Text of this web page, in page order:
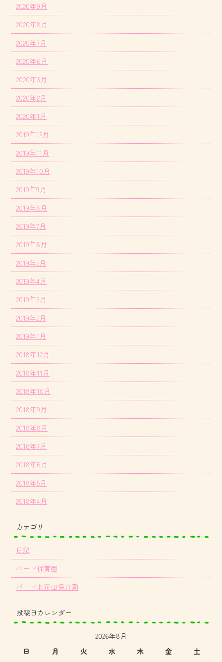
2020年9月
2020年8月
2020年7月
2020年6月
2020年3月
2020年2月
2020年1月
2019年12月
2019年11月
2019年10月
2019年9月
2019年8月
2019年7月
2019年6月
2019年5月
2019年4月
2019年3月
2019年2月
2019年1月
2018年12月
2018年11月
2018年10月
2018年9月
2018年8月
2018年7月
2018年6月
2018年5月
2018年4月
カテゴリー
日記
バード保育園
バード北花田保育園
投稿日カレンダー
2026年8月
日
月 火 水 木 金
土